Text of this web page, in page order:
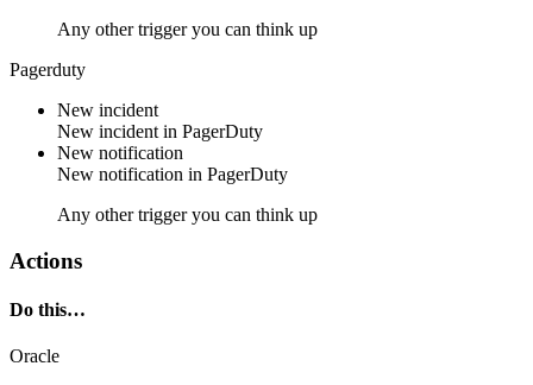
Any other trigger you can think up
Pagerduty
New incident
New incident in PagerDuty
New notification
New notification in PagerDuty
Any other trigger you can think up
Actions
Do this…
Oracle